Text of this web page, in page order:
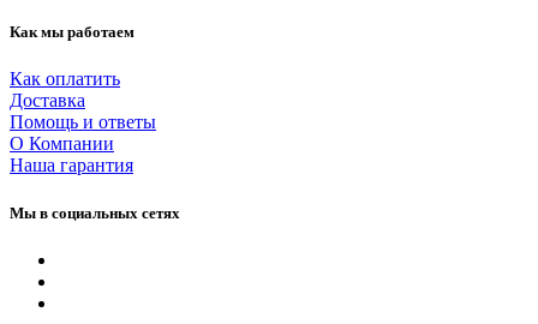
Как мы работаем
Как оплатить
Доставка
Помощь и ответы
О Компании
Наша гарантия
Мы в социальных сетях